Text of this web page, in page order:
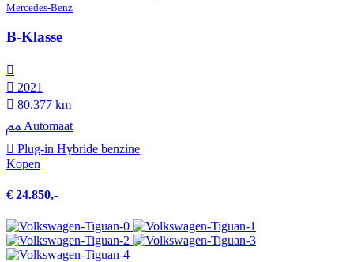
Mercedes-Benz
B-Klasse
2021
80.377 km
Automaat
Plug-in Hybride benzine
Kopen
€ 24.850,-